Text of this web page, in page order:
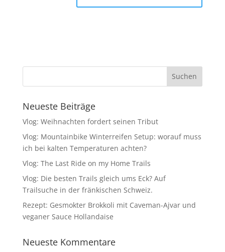
Neueste Beiträge
Vlog: Weihnachten fordert seinen Tribut
Vlog: Mountainbike Winterreifen Setup: worauf muss
ich bei kalten Temperaturen achten?
Vlog: The Last Ride on my Home Trails
Vlog: Die besten Trails gleich ums Eck? Auf
Trailsuche in der fränkischen Schweiz.
Rezept: Gesmokter Brokkoli mit Caveman-Ajvar und
veganer Sauce Hollandaise
Neueste Kommentare